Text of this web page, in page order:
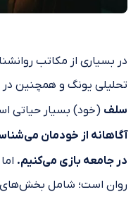
در بسیاری از مکاتب
تحلیلی یونگ و همچنین در
سلف (خود) بسیار حیاتی
آگاهانه از خودمان
در جامعه بازی می‌کنیم.
روان است؛ شامل بخش‌های